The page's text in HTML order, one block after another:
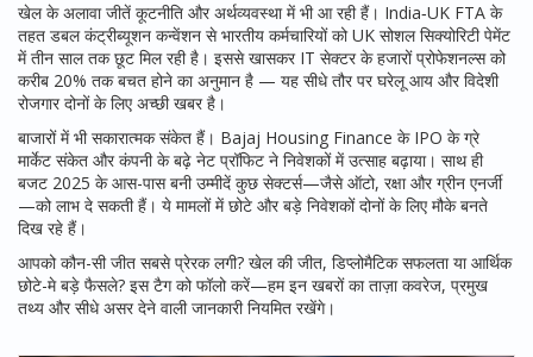
खेल के अलावा जीतें कूटनीति और अर्थव्यवस्था में भी आ रही हैं। India‑UK FTA के
तहत डबल कंट्रीब्यूशन कन्वेंशन से भारतीय कर्मचारियों को UK सोशल सिक्योरिटी पेमेंट
में तीन साल तक छूट मिल रही है। इससे खासकर IT सेक्टर के हजारों प्रोफेशनल्स को
करीब 20% तक बचत होने का अनुमान है — यह सीधे तौर पर घरेलू आय और विदेशी
रोजगार दोनों के लिए अच्छी खबर है।
बाजारों में भी सकारात्मक संकेत हैं। Bajaj Housing Finance के IPO के ग्रे
मार्केट संकेत और कंपनी के बढ़े नेट प्रॉफिट ने निवेशकों में उत्साह बढ़ाया। साथ ही
बजट 2025 के आस-पास बनी उम्मीदें कुछ सेक्टर्स—जैसे ऑटो, रक्षा और ग्रीन एनर्जी
—को लाभ दे सकती हैं। ये मामलों में छोटे और बड़े निवेशकों दोनों के लिए मौके बनते
दिख रहे हैं।
आपको कौन-सी जीत सबसे प्रेरक लगी? खेल की जीत, डिप्लोमैटिक सफलता या आर्थिक
छोटे-मे बड़े फैसले? इस टैग को फॉलो करें—हम इन खबरों का ताज़ा कवरेज, प्रमुख
तथ्य और सीधे असर देने वाली जानकारी नियमित रखेंगे।